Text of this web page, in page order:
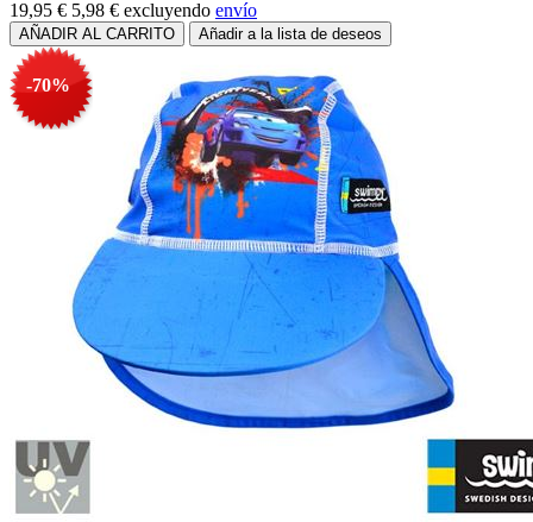
19,95 € 5,98 € excluyendo envío
-70%